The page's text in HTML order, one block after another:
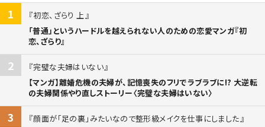
1
初恋、ざらり 上
「普通」というハードルを越えられない人のための恋愛マンガ『初
恋、ざらり』
2
完璧な夫婦はいない
【マンガ】離婚危機の夫婦が、記憶喪失のフリでラブラブに!? 大逆転
の夫婦関係やり直しストーリー〈完璧な夫婦はいない〉
3
顔面が「足の裏」みたいなので整形級メイクを仕事にしました